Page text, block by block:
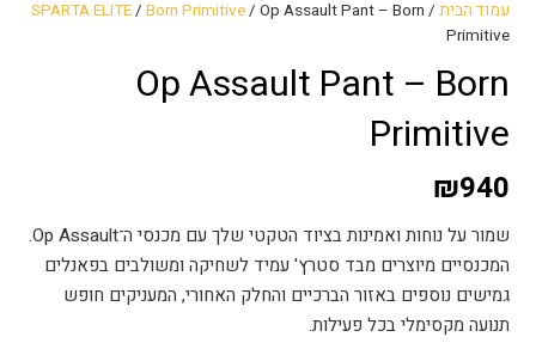
עמוד הבית /
SPARTA ELITE/ Born Primitive/ Op Assault Pant – Born
Primitive
Op Assault Pant – Born
Primitive
₪940
שמור על נוחות ואמינות בציוד הטקטי שלך עם מכנסי ה־Op Assault.
המכנסיים מיוצרים מבד סטרץ' עמיד לשחיקה ומשולבים בפאנלים
גמישים נוספים באזור הברכיים והחלק האחורי, המעניקים חופש
תנועה מקסימלי בכל פעילות.